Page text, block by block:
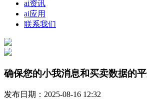
ai资讯
ai应用
联系我们
确保您的小我消息和买卖数据的
发布日期：2025-08-16 12:32